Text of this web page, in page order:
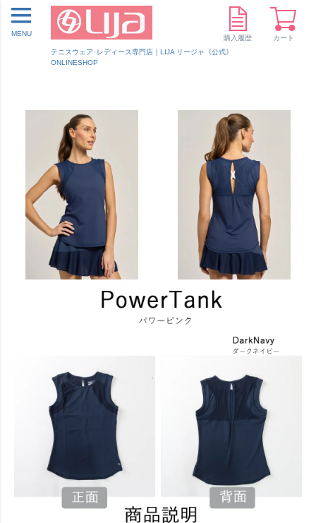
テニスウェア･レディース専門店｜LIJA リージャ《公式》
ONLINESHOP
MENU
購入履歴 カート